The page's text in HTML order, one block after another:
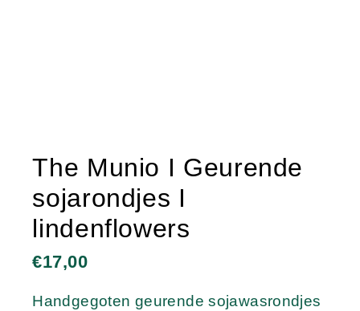
The Munio I Geurende
sojarondjes I
lindenflowers
€17,00
Handgegoten geurende sojawasrondjes